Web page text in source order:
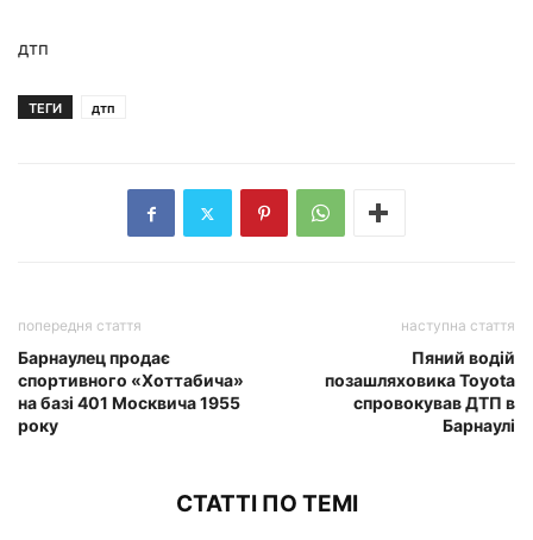
дтп
ТЕГИ дтп
попередня стаття
Барнаулец продає
спортивного «Хоттабича»
на базі 401 Москвича 1955
року
наступна стаття
Пяний водій
позашляховика Toyota
спровокував ДТП в
Барнаулі
СТАТТІ ПО ТЕМІ